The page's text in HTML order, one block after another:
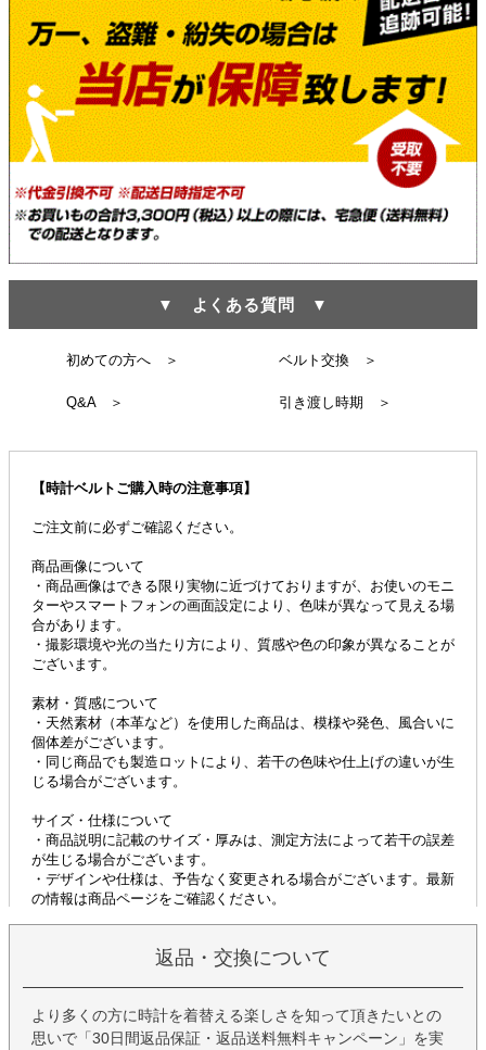
返品・交換について
より多くの方に時計を着替える楽しさを知って頂きたいとの
思いで「30日間返品保証・返品送料無料キャンペーン」を実